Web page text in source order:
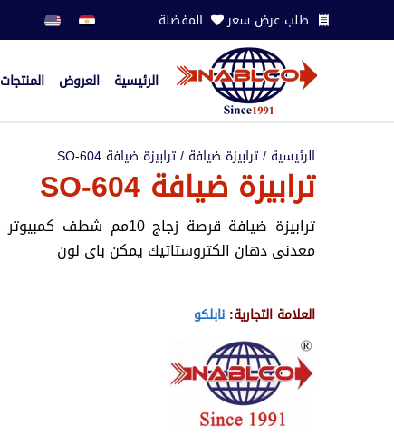
طلب عرض سعر المفضلة
الرئيسية العروض المنتجات
الرئيسية /ترابيزة ضيافة / ترابيزة ضيافة SO-604
ترابيزة ضيافة SO-604
معدنى دهان الكتروستاتيك يمكن باى لون
العلامة التجارية: نابلكو